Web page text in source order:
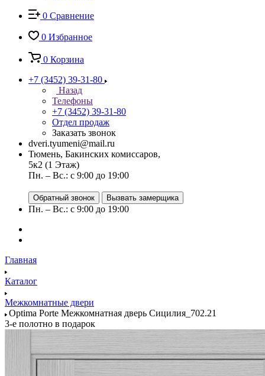
0 Сравнение
0 Избранное
0 Корзина
+7 (3452) 39-31-80
Назад
Телефоны
+7 (3452) 39-31-80
Отдел продаж
Заказать звонок
dveri.tyumeni@mail.ru
Тюмень, Бакинских комиссаров,
5к2 (1 Этаж)
Пн. – Вс.: с 9:00 до 19:00
Обратный звонок Вызвать замерщика
Пн. – Вс.: с 9:00 до 19:00
Главная
Каталог
Межкомнатные двери
Optima Porte Межкомнатная дверь Сицилия_702.21
3-е полотно в подарок